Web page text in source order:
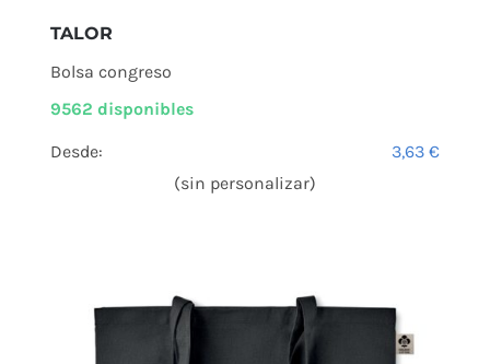
TALOR
Bolsa congreso
9562 disponibles
Desde: 3,63€
(sin personalizar)